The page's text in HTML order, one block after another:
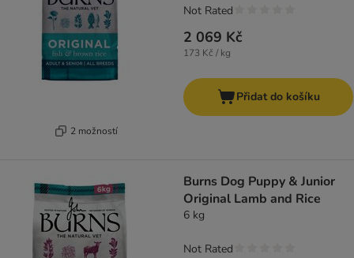
2 možností
2 069 Kč
173 Kč / kg
Not Rated
Přidat do košíku
Burns Dog Puppy & Junior
Original Lamb and Rice
6 kg
Not Rated